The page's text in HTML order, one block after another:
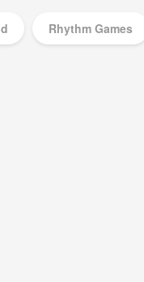
Rhythm Games